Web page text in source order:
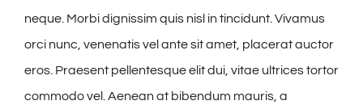
neque. Morbi dignissim quis nisl in tincidunt. Vivamus
orci nunc, venenatis vel ante sit amet, placerat auctor
eros. Praesent pellentesque elit dui, vitae ultrices tortor
commodo vel. Aenean at bibendum mauris, a